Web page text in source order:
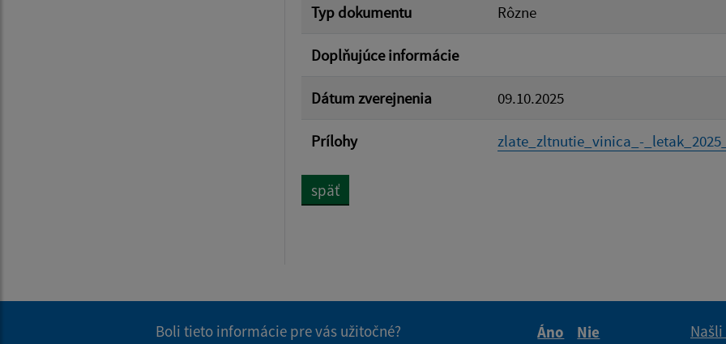
Typ dokumentu Rôzne
Doplňujúce informácie
Dátum zverejnenia 09.10.2025
Prílohy zlate_zltnutie_vinica_-
späť
Boli tieto informácie pre vás užitočné?
Áno
Nie